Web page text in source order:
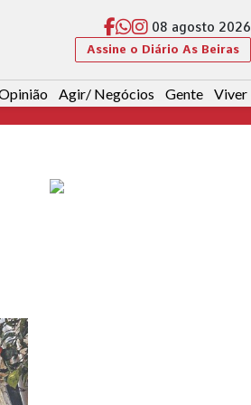
08 agosto 2026
Assine o Diário As Beiras
Agir/ Negócios Gente Viver